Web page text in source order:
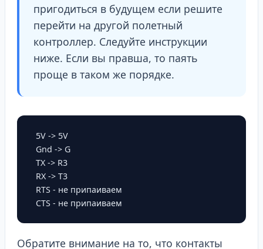
пригодиться в будущем если решите
перейти на другой полетный
контроллер. Следуйте инструкции
ниже. Если вы правша, то паять
проще в таком же порядке.
        5V -> 5V
        Gnd -> G
        TX -> R3
        RX -> T3
        RTS - не припаиваем
        CTS - не припаиваем
Обратите внимание на то, что контакты